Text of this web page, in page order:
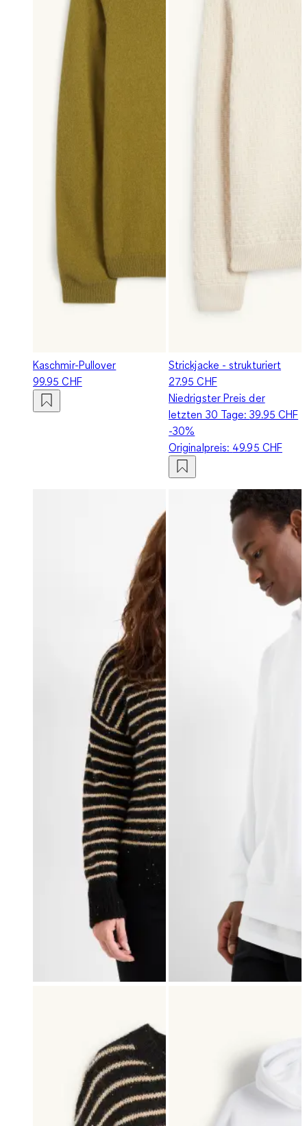
Kaschmir-Pullover
99.95 CHF
Strickjacke - strukturiert
27.95 CHF
Niedrigster Preis der
letzten 30 Tage:39.95 CHF
-30%
Originalpreis: 49.95 CHF